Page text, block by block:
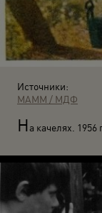
Источники:
МАММ / МДФ
На качелях. 1956